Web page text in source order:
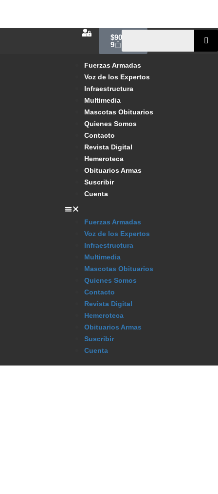
$900.00
9
Fuerzas Armadas
Voz de los Expertos
Infraestructura
Multimedia
Mascotas Obituarios
Quienes Somos
Contacto
Revista Digital
Hemeroteca
Obituarios Armas
Suscribir
Cuenta
Fuerzas Armadas
Voz de los Expertos
Infraestructura
Multimedia
Mascotas Obituarios
Quienes Somos
Contacto
Revista Digital
Hemeroteca
Obituarios Armas
Suscribir
Cuenta